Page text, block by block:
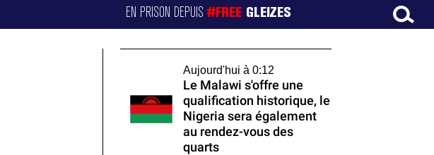
EN PRISON DEPUIS#FREE GLEIZES
Aujourd'hui à 0:12
Le Malawi s'offre une
qualification historique, le
Nigeria sera également
au rendez-vous des
quarts